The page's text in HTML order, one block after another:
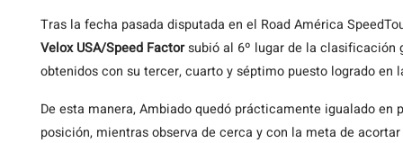
Tras la fecha pasada disputada en el Road América
Velox USA/Speed Factorsubió al 6º lugar de la clasificación
obtenidos con su tercer, cuarto y séptimo puesto logrado en
De esta manera, Ambiado quedó prácticamente igualado en
posición, mientras observa de cerca y con la meta de